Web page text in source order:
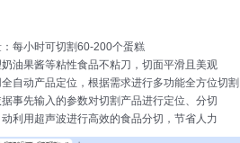
：每小时可切割60-200个蛋糕
油果酱等粘性食品不粘刀，切面平滑且美观
自动产品定位，根据需求进行多功能全方位切割
事先输入的参数对切割产品进行定位、分切
利用超声波进行高效的食品分切，节省人力